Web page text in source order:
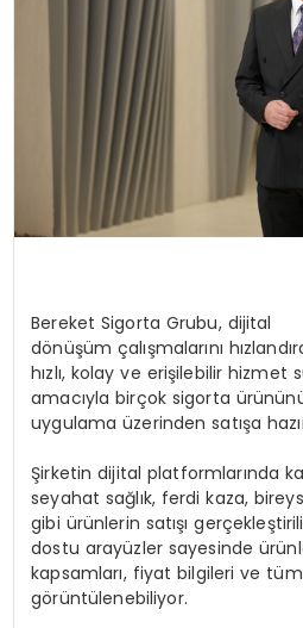
Bereket Sigorta Grubu, dijital
dönüşüm çalışmalarını
hızlı, kolay ve erişilebilir hizmet
amacıyla birçok sigorta
uygulama üzerinden satışa
Şirketin dijital platformlarında
seyahat sağlık, ferdi kaza,
gibi ürünlerin satışı
dostu arayüzler sayesinde
kapsamları, fiyat bilgileri ve
görüntülenebiliyor.